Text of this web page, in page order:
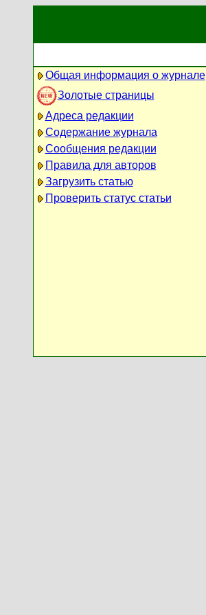
Общая информация о журнале
Золотые страницы
Адреса редакции
Содержание журнала
Сообщения редакции
Правила для авторов
Загрузить статью
Проверить статус статьи